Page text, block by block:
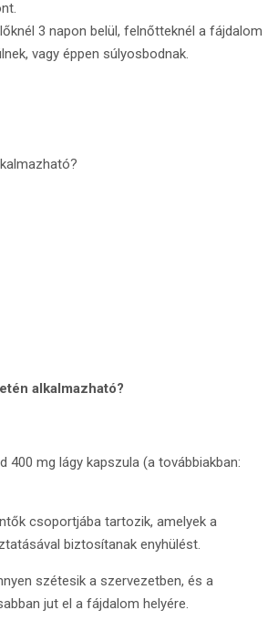
3 napon belül, felnőtteknél a fájdalom
vagy éppen súlyosbodnak.
alkalmazható?
400 mg lágy kapszula (a továbbiakban:
csoportjába tartozik, amelyek a
biztosítanak enyhülést.
szétesik a szervezetben, és a
jut el a fájdalom helyére.